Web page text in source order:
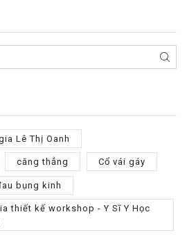
Lê Thị Oanh
căng thẳng Cổ vái gáy
bụng kinh
thiết kế workshop - Y Sĩ Y Học